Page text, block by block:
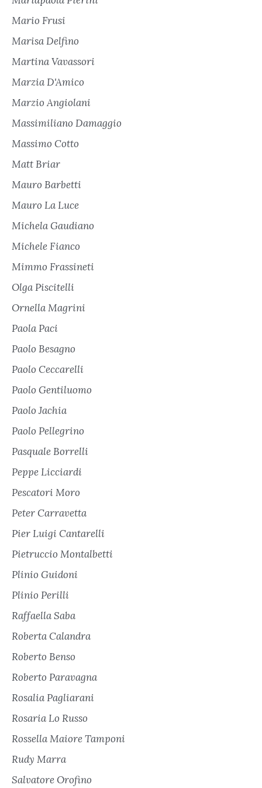
Mario Frusi
Marisa Delfino
Martina Vavassori
Marzia D'Amico
Marzio Angiolani
Massimiliano Damaggio
Massimo Cotto
Matt Briar
Mauro Barbetti
Mauro La Luce
Michela Gaudiano
Michele Fianco
Mimmo Frassineti
Olga Piscitelli
Ornella Magrini
Paola Paci
Paolo Besagno
Paolo Ceccarelli
Paolo Gentiluomo
Paolo Jachia
Paolo Pellegrino
Pasquale Borrelli
Peppe Licciardi
Pescatori Moro
Peter Carravetta
Pier Luigi Cantarelli
Pietruccio Montalbetti
Plinio Guidoni
Plinio Perilli
Raffaella Saba
Roberta Calandra
Roberto Benso
Roberto Paravagna
Rosalia Pagliarani
Rosaria Lo Russo
Rossella Maiore Tamponi
Rudy Marra
Salvatore Orofino